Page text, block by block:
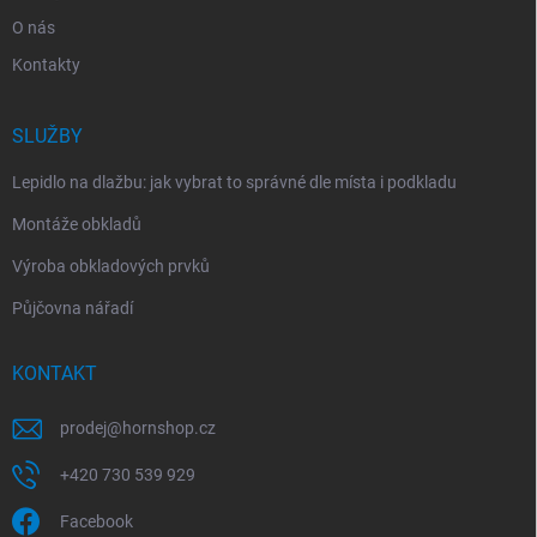
O nás
Kontakty
SLUŽBY
Lepidlo na dlažbu: jak vybrat to správné dle místa i podkladu
Montáže obkladů
Výroba obkladových prvků
Půjčovna nářadí
KONTAKT
prodej@hornshop.cz
+420 730 539 929
Facebook